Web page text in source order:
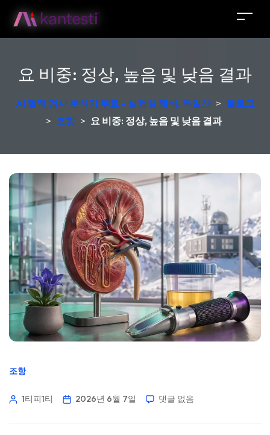
요 비중: 정상, 높음 및 낮음 결과
AI 혈액 검사 분석기 무료 - 실험실 해석, 독일산 > 블로그
> 조항 > 요 비중: 정상, 높음 및 낮음 결과
조항
1티피1티 2026년 6월 7일 댓글 없음